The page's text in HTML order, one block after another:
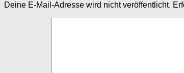
Deine E-Mail-Adresse wird nicht veröffentlicht.